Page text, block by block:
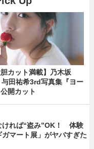
胆カット満載】乃木坂
田祐希3rd写真集『ヨー
開カット
ければ“盗み”OK！ 体験
マート展」がヤバすぎた